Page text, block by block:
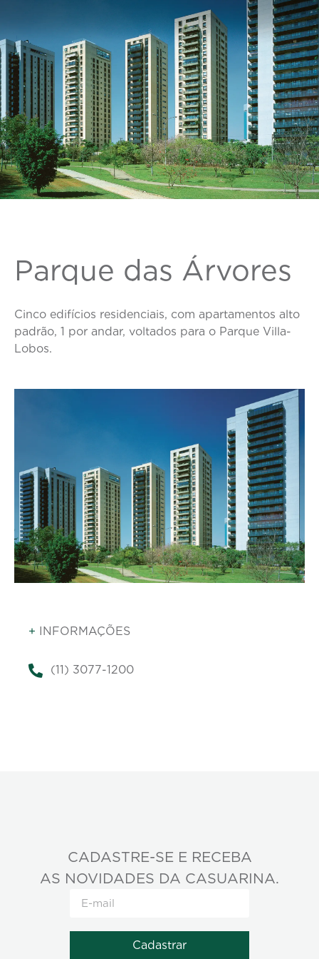
Parque das Árvores
Cinco edifícios residenciais, com apartamentos alto
padrão, 1 por andar, voltados para o Parque Villa-
Lobos.
+ INFORMAÇÕES
(11) 3077-1200
CADASTRE-SE E RECEBA
AS NOVIDADES DA CASUARINA.
Cadastrar